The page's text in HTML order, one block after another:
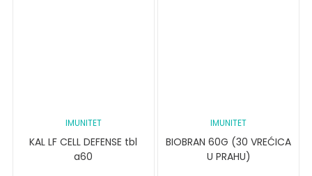
IMUNITET
KAL LF CELL DEFENSE tbl
a60
IMUNITET
BIOBRAN 60G (30 VREĆICA
U PRAHU)